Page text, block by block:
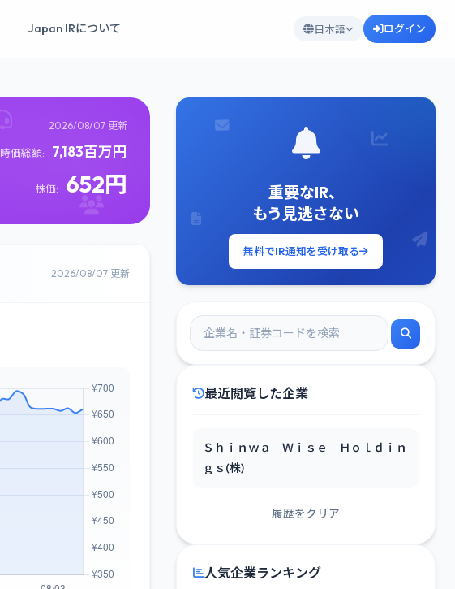
Japan IRについて 日本語 ログイン
2026/08/07 更新
時価総額: 7,183百万円
株価: 652円
2026/08/07 更新
重要なIR、
もう見逃さない
無料でIR通知を受け取る
最近閲覧した企業
Ｓｈｉｎｗａ Ｗｉｓｅ Ｈｏｌｄｉｎ
ｇｓ(株)
履歴をクリア
人気企業ランキング